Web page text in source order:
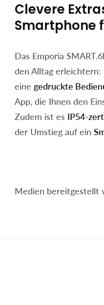
Clevere
Smartphone
Das Emporia
den Alltag erleichtern:
eine gedruckte
App, die Ihnen den
Zudem ist es IP54-
der Umstieg auf ein
Medien bereitgestellt